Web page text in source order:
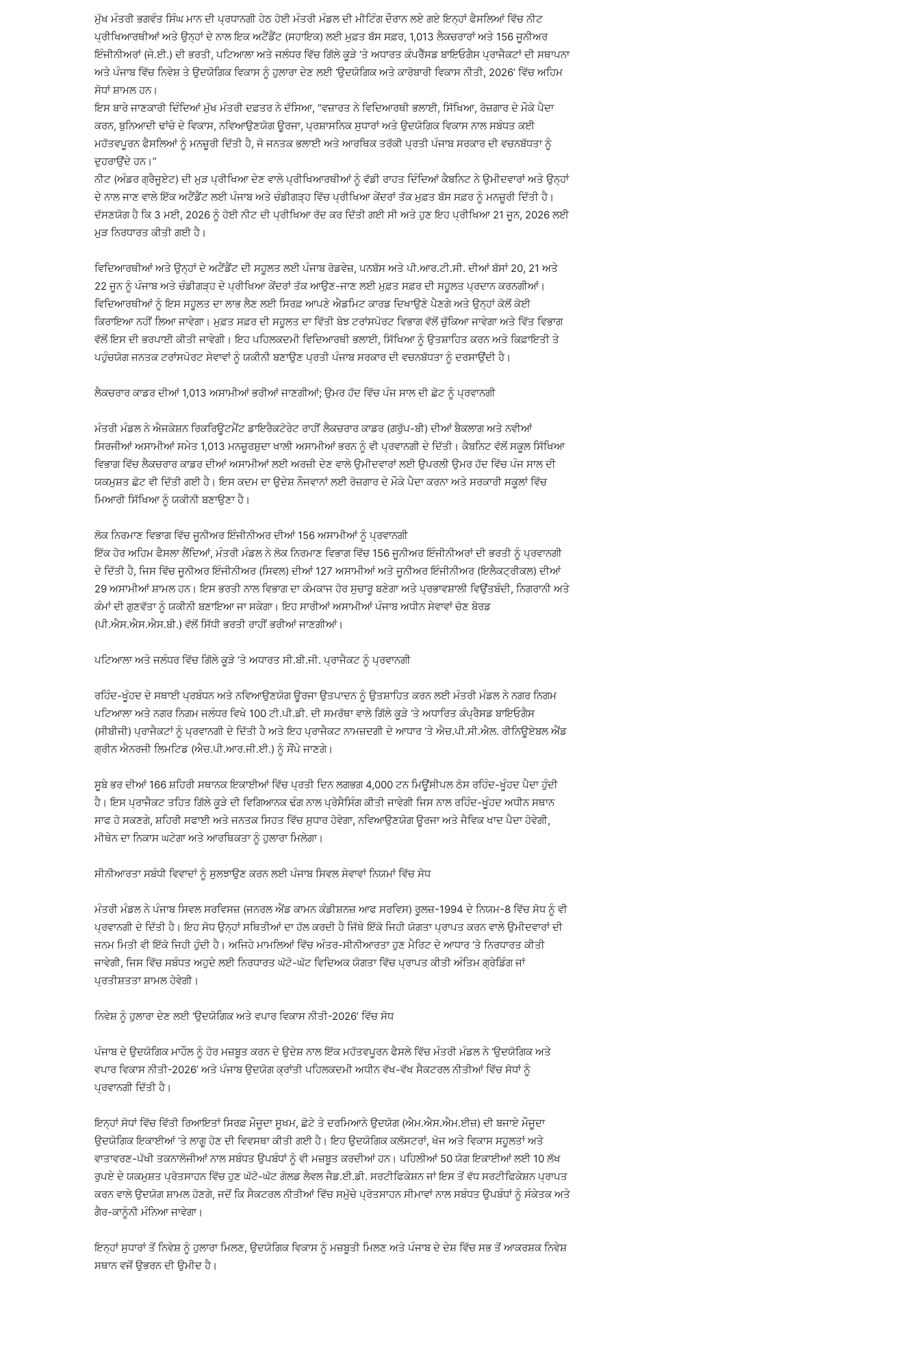
ਮੁੱਖ ਮੰਤਰੀ ਭਗਵੰਤ ਸਿੰਘ ਮਾਨ ਦੀ ਪ੍ਰਧਾਨਗੀ ਹੇਠ ਹੋਈ ਮੰਤਰੀ ਮੰਡਲ ਦੀ ਮੀਟਿੰਗ ਦੌਰਾਨ ਲਏ ਗਏ ਇਨ੍ਹਾਂ ਫੈਸਲਿਆਂ ਵਿੱਚ ਨੀਟ
ਪ੍ਰੀਖਿਆਰਥੀਆਂ ਅਤੇ ਉਨ੍ਹਾਂ ਦੇ ਨਾਲ ਇਕ ਅਟੈਂਡੈਂਟ (ਸਹਾਇਕ) ਲਈ ਮੁਫ਼ਤ ਬੱਸ ਸਫ਼ਰ, 1,013 ਲੈਕਚਰਾਰਾਂ ਅਤੇ 156 ਜੂਨੀਅਰ
ਇੰਜੀਨੀਅਰਾਂ (ਜੇ.ਈ.) ਦੀ ਭਰਤੀ, ਪਟਿਆਲਾ ਅਤੇ ਜਲੰਧਰ ਵਿੱਚ ਗਿੱਲੇ ਕੂੜੇ ‘ਤੇ ਅਧਾਰਤ ਕੰਪਰੈੱਸਡ ਬਾਇਓਗੈਸ ਪ੍ਰਾਜੈਕਟਾਂ ਦੀ ਸਥਾਪਨਾ
ਅਤੇ ਪੰਜਾਬ ਵਿੱਚ ਨਿਵੇਸ਼ ਤੇ ਉਦਯੋਗਿਕ ਵਿਕਾਸ ਨੂੰ ਹੁਲਾਰਾ ਦੇਣ ਲਈ ‘ਉਦਯੋਗਿਕ ਅਤੇ ਕਾਰੋਬਾਰੀ ਵਿਕਾਸ ਨੀਤੀ, 2026’ ਵਿੱਚ ਅਹਿਮ
ਸੋਧਾਂ ਸ਼ਾਮਲ ਹਨ।
ਇਸ ਬਾਰੇ ਜਾਣਕਾਰੀ ਦਿੰਦਿਆਂ ਮੁੱਖ ਮੰਤਰੀ ਦਫ਼ਤਰ ਨੇ ਦੱਸਿਆ, “ਵਜ਼ਾਰਤ ਨੇ ਵਿਦਿਆਰਥੀ ਭਲਾਈ, ਸਿੱਖਿਆ, ਰੋਜ਼ਗਾਰ ਦੇ ਮੌਕੇ ਪੈਦਾ
ਕਰਨ, ਬੁਨਿਆਦੀ ਢਾਂਚੇ ਦੇ ਵਿਕਾਸ, ਨਵਿਆਉਣਯੋਗ ਊਰਜਾ, ਪ੍ਰਸ਼ਾਸਨਿਕ ਸੁਧਾਰਾਂ ਅਤੇ ਉਦਯੋਗਿਕ ਵਿਕਾਸ ਨਾਲ ਸਬੰਧਤ ਕਈ
ਮਹੱਤਵਪੂਰਨ ਫੈਸਲਿਆਂ ਨੂੰ ਮਨਜ਼ੂਰੀ ਦਿੱਤੀ ਹੈ, ਜੋ ਜਨਤਕ ਭਲਾਈ ਅਤੇ ਆਰਥਿਕ ਤਰੱਕੀ ਪ੍ਰਤੀ ਪੰਜਾਬ ਸਰਕਾਰ ਦੀ ਵਚਨਬੱਧਤਾ ਨੂੰ
ਦੁਹਰਾਉਂਦੇ ਹਨ।”
ਨੀਟ (ਅੰਡਰ ਗ੍ਰੈਜੂਏਟ) ਦੀ ਮੁੜ ਪ੍ਰੀਖਿਆ ਦੇਣ ਵਾਲੇ ਪ੍ਰੀਖਿਆਰਥੀਆਂ ਨੂੰ ਵੱਡੀ ਰਾਹਤ ਦਿੰਦਿਆਂ ਕੈਬਨਿਟ ਨੇ ਉਮੀਦਵਾਰਾਂ ਅਤੇ ਉਨ੍ਹਾਂ
ਦੇ ਨਾਲ ਜਾਣ ਵਾਲੇ ਇੱਕ ਅਟੈਂਡੈਂਟ ਲਈ ਪੰਜਾਬ ਅਤੇ ਚੰਡੀਗੜ੍ਹ ਵਿੱਚ ਪ੍ਰੀਖਿਆ ਕੇਂਦਰਾਂ ਤੱਕ ਮੁਫ਼ਤ ਬੱਸ ਸਫ਼ਰ ਨੂੰ ਮਨਜ਼ੂਰੀ ਦਿੱਤੀ ਹੈ।
ਦੱਸਣਯੋਗ ਹੈ ਕਿ 3 ਮਈ, 2026 ਨੂੰ ਹੋਈ ਨੀਟ ਦੀ ਪ੍ਰੀਖਿਆ ਰੱਦ ਕਰ ਦਿੱਤੀ ਗਈ ਸੀ ਅਤੇ ਹੁਣ ਇਹ ਪ੍ਰੀਖਿਆ 21 ਜੂਨ, 2026 ਲਈ
ਮੁੜ ਨਿਰਧਾਰਤ ਕੀਤੀ ਗਈ ਹੈ।
ਵਿਦਿਆਰਥੀਆਂ ਅਤੇ ਉਨ੍ਹਾਂ ਦੇ ਅਟੈਂਡੈਂਟ ਦੀ ਸਹੂਲਤ ਲਈ ਪੰਜਾਬ ਰੋਡਵੇਜ਼, ਪਨਬੱਸ ਅਤੇ ਪੀ.ਆਰ.ਟੀ.ਸੀ. ਦੀਆਂ ਬੱਸਾਂ 20, 21 ਅਤੇ
22 ਜੂਨ ਨੂੰ ਪੰਜਾਬ ਅਤੇ ਚੰਡੀਗੜ੍ਹ ਦੇ ਪ੍ਰੀਖਿਆ ਕੇਂਦਰਾਂ ਤੱਕ ਆਉਣ-ਜਾਣ ਲਈ ਮੁਫ਼ਤ ਸਫ਼ਰ ਦੀ ਸਹੂਲਤ ਪ੍ਰਦਾਨ ਕਰਨਗੀਆਂ।
ਵਿਦਿਆਰਥੀਆਂ ਨੂੰ ਇਸ ਸਹੂਲਤ ਦਾ ਲਾਭ ਲੈਣ ਲਈ ਸਿਰਫ਼ ਆਪਣੇ ਐਡਮਿਟ ਕਾਰਡ ਦਿਖਾਉਣੇ ਪੈਣਗੇ ਅਤੇ ਉਨ੍ਹਾਂ ਕੋਲੋਂ ਕੋਈ
ਕਿਰਾਇਆ ਨਹੀਂ ਲਿਆ ਜਾਵੇਗਾ। ਮੁਫ਼ਤ ਸਫ਼ਰ ਦੀ ਸਹੂਲਤ ਦਾ ਵਿੱਤੀ ਬੋਝ ਟਰਾਂਸਪੋਰਟ ਵਿਭਾਗ ਵੱਲੋਂ ਚੁੱਕਿਆ ਜਾਵੇਗਾ ਅਤੇ ਵਿੱਤ ਵਿਭਾਗ
ਵੱਲੋਂ ਇਸ ਦੀ ਭਰਪਾਈ ਕੀਤੀ ਜਾਵੇਗੀ। ਇਹ ਪਹਿਲਕਦਮੀ ਵਿਦਿਆਰਥੀ ਭਲਾਈ, ਸਿੱਖਿਆ ਨੂੰ ਉਤਸ਼ਾਹਿਤ ਕਰਨ ਅਤੇ ਕਿਫ਼ਾਇਤੀ ਤੇ
ਪਹੁੰਚਯੋਗ ਜਨਤਕ ਟਰਾਂਸਪੋਰਟ ਸੇਵਾਵਾਂ ਨੂੰ ਯਕੀਨੀ ਬਣਾਉਣ ਪ੍ਰਤੀ ਪੰਜਾਬ ਸਰਕਾਰ ਦੀ ਵਚਨਬੱਧਤਾ ਨੂੰ ਦਰਸਾਉਂਦੀ ਹੈ।
ਲੈਕਚਰਾਰ ਕਾਡਰ ਦੀਆਂ 1,013 ਅਸਾਮੀਆਂ ਭਰੀਆਂ ਜਾਣਗੀਆਂ; ਉਮਰ ਹੱਦ ਵਿੱਚ ਪੰਜ ਸਾਲ ਦੀ ਛੋਟ ਨੂੰ ਪ੍ਰਵਾਨਗੀ
ਮੰਤਰੀ ਮੰਡਲ ਨੇ ਐਜਕੇਸ਼ਨ ਰਿਕਰਿਊਟਮੈਂਟ ਡਾਇਰੈਕਟੋਰੇਟ ਰਾਹੀਂ ਲੈਕਚਰਾਰ ਕਾਡਰ (ਗਰੁੱਪ-ਬੀ) ਦੀਆਂ ਬੈਕਲਾਗ ਅਤੇ ਨਵੀਆਂ
ਸਿਰਜੀਆਂ ਅਸਾਮੀਆਂ ਸਮੇਤ 1,013 ਮਨਜ਼ੂਰਸ਼ੁਦਾ ਖਾਲੀ ਅਸਾਮੀਆਂ ਭਰਨ ਨੂੰ ਵੀ ਪ੍ਰਵਾਨਗੀ ਦੇ ਦਿੱਤੀ। ਕੈਬਨਿਟ ਵੱਲੋਂ ਸਕੂਲ ਸਿੱਖਿਆ
ਵਿਭਾਗ ਵਿੱਚ ਲੈਕਚਰਾਰ ਕਾਡਰ ਦੀਆਂ ਅਸਾਮੀਆਂ ਲਈ ਅਰਜ਼ੀ ਦੇਣ ਵਾਲੇ ਉਮੀਦਵਾਰਾਂ ਲਈ ਉਪਰਲੀ ਉਮਰ ਹੱਦ ਵਿੱਚ ਪੰਜ ਸਾਲ ਦੀ
ਯਕਮੁਸ਼ਤ ਛੋਟ ਵੀ ਦਿੱਤੀ ਗਈ ਹੈ। ਇਸ ਕਦਮ ਦਾ ਉਦੇਸ਼ ਨੌਜਵਾਨਾਂ ਲਈ ਰੋਜ਼ਗਾਰ ਦੇ ਮੌਕੇ ਪੈਦਾ ਕਰਨਾ ਅਤੇ ਸਰਕਾਰੀ ਸਕੂਲਾਂ ਵਿੱਚ
ਮਿਆਰੀ ਸਿੱਖਿਆ ਨੂੰ ਯਕੀਨੀ ਬਣਾਉਣਾ ਹੈ।
ਲੋਕ ਨਿਰਮਾਣ ਵਿਭਾਗ ਵਿੱਚ ਜੂਨੀਅਰ ਇੰਜੀਨੀਅਰ ਦੀਆਂ 156 ਅਸਾਮੀਆਂ ਨੂੰ ਪ੍ਰਵਾਨਗੀ
ਇੱਕ ਹੋਰ ਅਹਿਮ ਫੈਸਲਾ ਲੈਂਦਿਆਂ, ਮੰਤਰੀ ਮੰਡਲ ਨੇ ਲੋਕ ਨਿਰਮਾਣ ਵਿਭਾਗ ਵਿੱਚ 156 ਜੂਨੀਅਰ ਇੰਜੀਨੀਅਰਾਂ ਦੀ ਭਰਤੀ ਨੂੰ ਪ੍ਰਵਾਨਗੀ
ਦੇ ਦਿੱਤੀ ਹੈ, ਜਿਸ ਵਿੱਚ ਜੂਨੀਅਰ ਇੰਜੀਨੀਅਰ (ਸਿਵਲ) ਦੀਆਂ 127 ਅਸਾਮੀਆਂ ਅਤੇ ਜੂਨੀਅਰ ਇੰਜੀਨੀਅਰ (ਇਲੈਕਟ੍ਰੀਕਲ) ਦੀਆਂ
29 ਅਸਾਮੀਆਂ ਸ਼ਾਮਲ ਹਨ। ਇਸ ਭਰਤੀ ਨਾਲ ਵਿਭਾਗ ਦਾ ਕੰਮਕਾਜ ਹੋਰ ਸੁਚਾਰੂ ਬਣੇਗਾ ਅਤੇ ਪ੍ਰਭਾਵਸ਼ਾਲੀ ਵਿਉਂਤਬੰਦੀ, ਨਿਗਰਾਨੀ ਅਤੇ
ਕੰਮਾਂ ਦੀ ਗੁਣਵੱਤਾ ਨੂੰ ਯਕੀਨੀ ਬਣਾਇਆ ਜਾ ਸਕੇਗਾ। ਇਹ ਸਾਰੀਆਂ ਅਸਾਮੀਆਂ ਪੰਜਾਬ ਅਧੀਨ ਸੇਵਾਵਾਂ ਚੋਣ ਬੋਰਡ
(ਪੀ.ਐਸ.ਐਸ.ਐਸ.ਬੀ.) ਵੱਲੋਂ ਸਿੱਧੀ ਭਰਤੀ ਰਾਹੀਂ ਭਰੀਆਂ ਜਾਣਗੀਆਂ।
ਪਟਿਆਲਾ ਅਤੇ ਜਲੰਧਰ ਵਿੱਚ ਗਿੱਲੇ ਕੂੜੇ ‘ਤੇ ਅਧਾਰਤ ਸੀ.ਬੀ.ਜੀ. ਪ੍ਰਾਜੈਕਟ ਨੂੰ ਪ੍ਰਵਾਨਗੀ
ਰਹਿੰਦ-ਖੂੰਹਦ ਦੇ ਸਥਾਈ ਪ੍ਰਬੰਧਨ ਅਤੇ ਨਵਿਆਉਣਯੋਗ ਊਰਜਾ ਉਤਪਾਦਨ ਨੂੰ ਉਤਸ਼ਾਹਿਤ ਕਰਨ ਲਈ ਮੰਤਰੀ ਮੰਡਲ ਨੇ ਨਗਰ ਨਿਗਮ
ਪਟਿਆਲਾ ਅਤੇ ਨਗਰ ਨਿਗਮ ਜਲੰਧਰ ਵਿਖੇ 100 ਟੀ.ਪੀ.ਡੀ. ਦੀ ਸਮਰੱਥਾ ਵਾਲੇ ਗਿੱਲੇ ਕੂੜੇ ‘ਤੇ ਅਧਾਰਿਤ ਕੰਪ੍ਰੈਸਡ ਬਾਇਓਗੈਸ
(ਸੀਬੀਜੀ) ਪ੍ਰਾਜੈਕਟਾਂ ਨੂੰ ਪ੍ਰਵਾਨਗੀ ਦੇ ਦਿੱਤੀ ਹੈ ਅਤੇ ਇਹ ਪ੍ਰਾਜੈਕਟ ਨਾਮਜ਼ਦਗੀ ਦੇ ਆਧਾਰ ‘ਤੇ ਐਚ.ਪੀ.ਸੀ.ਐਲ. ਰੀਨਿਊਏਬਲ ਐਂਡ
ਗ੍ਰੀਨ ਐਨਰਜੀ ਲਿਮਟਿਡ (ਐਚ.ਪੀ.ਆਰ.ਜੀ.ਈ.) ਨੂੰ ਸੌਂਪੇ ਜਾਣਗੇ।
ਸੂਬੇ ਭਰ ਦੀਆਂ 166 ਸ਼ਹਿਰੀ ਸਥਾਨਕ ਇਕਾਈਆਂ ਵਿੱਚ ਪ੍ਰਤੀ ਦਿਨ ਲਗਭਗ 4,000 ਟਨ ਮਿਊਂਸੀਪਲ ਠੋਸ ਰਹਿੰਦ-ਖੂੰਹਦ ਪੈਦਾ ਹੁੰਦੀ
ਹੈ। ਇਸ ਪ੍ਰਾਜੈਕਟ ਤਹਿਤ ਗਿੱਲੇ ਕੂੜੇ ਦੀ ਵਿਗਿਆਨਕ ਢੰਗ ਨਾਲ ਪ੍ਰੋਸੈਸਿੰਗ ਕੀਤੀ ਜਾਵੇਗੀ ਜਿਸ ਨਾਲ ਰਹਿੰਦ-ਖੂੰਹਦ ਅਧੀਨ ਸਥਾਨ
ਸਾਫ ਹੋ ਸਕਣਗੇ, ਸ਼ਹਿਰੀ ਸਫਾਈ ਅਤੇ ਜਨਤਕ ਸਿਹਤ ਵਿੱਚ ਸੁਧਾਰ ਹੋਵੇਗਾ, ਨਵਿਆਉਣਯੋਗ ਊਰਜਾ ਅਤੇ ਜੈਵਿਕ ਖਾਦ ਪੈਦਾ ਹੋਵੇਗੀ,
ਮੀਥੇਨ ਦਾ ਨਿਕਾਸ ਘਟੇਗਾ ਅਤੇ ਆਰਥਿਕਤਾ ਨੂੰ ਹੁਲਾਰਾ ਮਿਲੇਗਾ।
ਸੀਨੀਆਰਤਾ ਸਬੰਧੀ ਵਿਵਾਦਾਂ ਨੂੰ ਸੁਲਝਾਉਣ ਕਰਨ ਲਈ ਪੰਜਾਬ ਸਿਵਲ ਸੇਵਾਵਾਂ ਨਿਯਮਾਂ ਵਿੱਚ ਸੋਧ
ਮੰਤਰੀ ਮੰਡਲ ਨੇ ਪੰਜਾਬ ਸਿਵਲ ਸਰਵਿਸਜ਼ (ਜਨਰਲ ਐਂਡ ਕਾਮਨ ਕੰਡੀਸ਼ਨਜ਼ ਆਫ ਸਰਵਿਸ) ਰੂਲਜ਼-1994 ਦੇ ਨਿਯਮ-8 ਵਿੱਚ ਸੋਧ ਨੂੰ ਵੀ
ਪ੍ਰਵਾਨਗੀ ਦੇ ਦਿੱਤੀ ਹੈ। ਇਹ ਸੋਧ ਉਨ੍ਹਾਂ ਸਥਿਤੀਆਂ ਦਾ ਹੱਲ ਕਰਦੀ ਹੈ ਜਿੱਥੇ ਇੱਕੋ ਜਿਹੀ ਯੋਗਤਾ ਪ੍ਰਾਪਤ ਕਰਨ ਵਾਲੇ ਉਮੀਦਵਾਰਾਂ ਦੀ
ਜਨਮ ਮਿਤੀ ਵੀ ਇੱਕੋ ਜਿਹੀ ਹੁੰਦੀ ਹੈ। ਅਜਿਹੇ ਮਾਮਲਿਆਂ ਵਿੱਚ ਅੰਤਰ-ਸੀਨੀਆਰਤਾ ਹੁਣ ਮੈਰਿਟ ਦੇ ਆਧਾਰ ‘ਤੇ ਨਿਰਧਾਰਤ ਕੀਤੀ
ਜਾਵੇਗੀ, ਜਿਸ ਵਿੱਚ ਸਬੰਧਤ ਅਹੁਦੇ ਲਈ ਨਿਰਧਾਰਤ ਘੱਟੋ-ਘੱਟ ਵਿਦਿਅਕ ਯੋਗਤਾ ਵਿੱਚ ਪ੍ਰਾਪਤ ਕੀਤੀ ਅੰਤਿਮ ਗ੍ਰੇਡਿੰਗ ਜਾਂ
ਪ੍ਰਤੀਸ਼ਤਤਾ ਸ਼ਾਮਲ ਹੋਵੇਗੀ।
ਨਿਵੇਸ਼ ਨੂੰ ਹੁਲਾਰਾ ਦੇਣ ਲਈ ‘ਉਦਯੋਗਿਕ ਅਤੇ ਵਪਾਰ ਵਿਕਾਸ ਨੀਤੀ-2026’ ਵਿੱਚ ਸੋਧ
ਪੰਜਾਬ ਦੇ ਉਦਯੋਗਿਕ ਮਾਹੌਲ ਨੂੰ ਹੋਰ ਮਜ਼ਬੂਤ ਕਰਨ ਦੇ ਉਦੇਸ਼ ਨਾਲ ਇੱਕ ਮਹੱਤਵਪੂਰਨ ਫੈਸਲੇ ਵਿੱਚ ਮੰਤਰੀ ਮੰਡਲ ਨੇ ‘ਉਦਯੋਗਿਕ ਅਤੇ
ਵਪਾਰ ਵਿਕਾਸ ਨੀਤੀ-2026’ ਅਤੇ ਪੰਜਾਬ ਉਦਯੋਗ ਕ੍ਰਾਂਤੀ ਪਹਿਲਕਦਮੀ ਅਧੀਨ ਵੱਖ-ਵੱਖ ਸੈਕਟਰਲ ਨੀਤੀਆਂ ਵਿੱਚ ਸੋਧਾਂ ਨੂੰ
ਪ੍ਰਵਾਨਗੀ ਦਿੱਤੀ ਹੈ।
ਇਨ੍ਹਾਂ ਸੋਧਾਂ ਵਿੱਚ ਵਿੱਤੀ ਰਿਆਇਤਾਂ ਸਿਰਫ਼ ਮੌਜੂਦਾ ਸੂਖਮ, ਛੋਟੇ ਤੇ ਦਰਮਿਆਨੇ ਉਦਯੋਗ (ਐਮ.ਐਸ.ਐਮ.ਈਜ਼) ਦੀ ਬਜਾਏ ਮੌਜੂਦਾ
ਉਦਯੋਗਿਕ ਇਕਾਈਆਂ ‘ਤੇ ਲਾਗੂ ਹੋਣ ਦੀ ਵਿਵਸਥਾ ਕੀਤੀ ਗਈ ਹੈ। ਇਹ ਉਦਯੋਗਿਕ ਕਲੱਸਟਰਾਂ, ਖੋਜ ਅਤੇ ਵਿਕਾਸ ਸਹੂਲਤਾਂ ਅਤੇ
ਵਾਤਾਵਰਣ-ਪੱਖੀ ਤਕਨਾਲੋਜੀਆਂ ਨਾਲ ਸਬੰਧਤ ਉਪਬੰਧਾਂ ਨੂੰ ਵੀ ਮਜ਼ਬੂਤ ਕਰਦੀਆਂ ਹਨ। ਪਹਿਲੀਆਂ 50 ਯੋਗ ਇਕਾਈਆਂ ਲਈ 10 ਲੱਖ
ਰੁਪਏ ਦੇ ਯਕਮੁਸ਼ਤ ਪ੍ਰੋਤਸਾਹਨ ਵਿੱਚ ਹੁਣ ਘੱਟੋ-ਘੱਟ ਗੋਲਡ ਲੈਵਲ ਜੈਡ.ਈ.ਡੀ. ਸਰਟੀਫਿਕੇਸ਼ਨ ਜਾਂ ਇਸ ਤੋਂ ਵੱਧ ਸਰਟੀਫਿਕੇਸ਼ਨ ਪ੍ਰਾਪਤ
ਕਰਨ ਵਾਲੇ ਉਦਯੋਗ ਸ਼ਾਮਲ ਹੋਣਗੇ, ਜਦੋਂ ਕਿ ਸੈਕਟਰਲ ਨੀਤੀਆਂ ਵਿੱਚ ਸਮੁੱਚੇ ਪ੍ਰੋਤਸਾਹਨ ਸੀਮਾਵਾਂ ਨਾਲ ਸਬੰਧਤ ਉਪਬੰਧਾਂ ਨੂੰ ਸੰਕੇਤਕ ਅਤੇ
ਗੈਰ-ਕਾਨੂੰਨੀ ਮੰਨਿਆ ਜਾਵੇਗਾ।
ਇਨ੍ਹਾਂ ਸੁਧਾਰਾਂ ਤੋਂ ਨਿਵੇਸ਼ ਨੂੰ ਹੁਲਾਰਾ ਮਿਲਣ, ਉਦਯੋਗਿਕ ਵਿਕਾਸ ਨੂੰ ਮਜ਼ਬੂਤੀ ਮਿਲਣ ਅਤੇ ਪੰਜਾਬ ਦੇ ਦੇਸ਼ ਵਿੱਚ ਸਭ ਤੋਂ ਆਕਰਸ਼ਕ ਨਿਵੇਸ਼
ਸਥਾਨ ਵਜੋਂ ਉਭਰਨ ਦੀ ਉਮੀਦ ਹੈ।